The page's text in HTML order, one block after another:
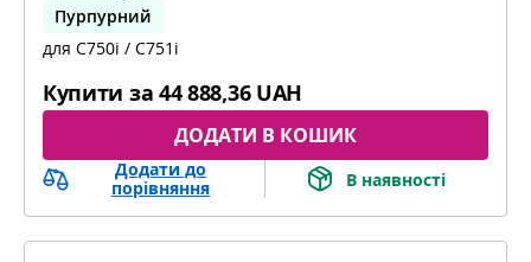
Пурпурний
bizhub C451i, bizhub C551i, bizhub C651i
для C750i / C751i
Купити за 44 888,36 UAH
ДОДАТИ В КОШИК
Додати до
порівняння
В наявності